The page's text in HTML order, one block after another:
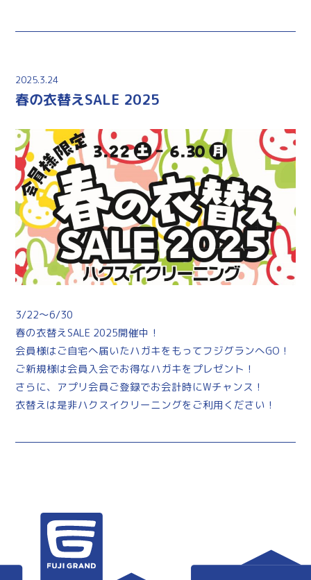
2025.3.24
春の衣替えSALE 2025
3/22～6/30
春の衣替えSALE 2025開催中！
会員様はご自宅へ届いたハガキをもってフジグランへGO！
ご新規様は会員入会でお得なハガキをプレゼント！
さらに、アプリ会員ご登録でお会計時にWチャンス！
衣替えは是非ハクスイクリーニングをご利用ください！